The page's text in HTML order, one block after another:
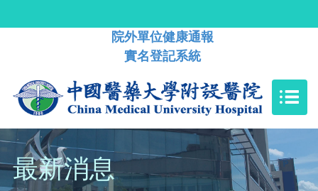
院外單位健康通報
實名登記系統
最新消息